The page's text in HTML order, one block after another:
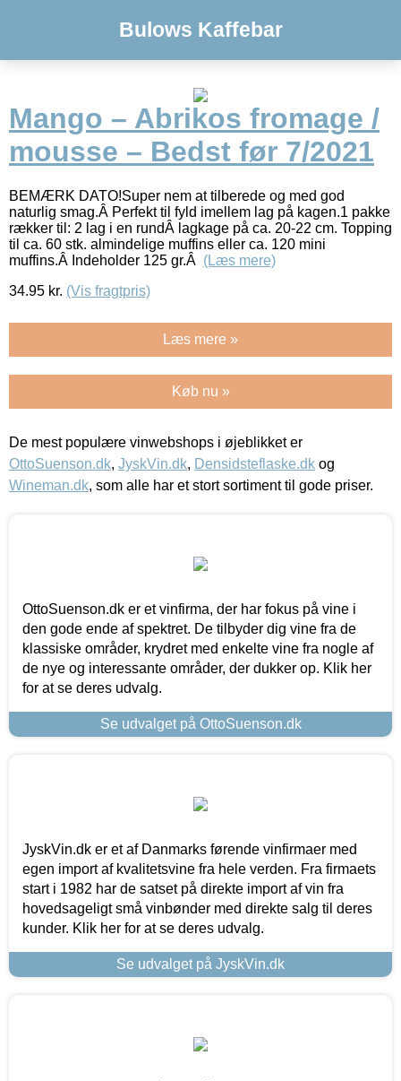
Bulows Kaffebar
Mango – Abrikos fromage /
mousse – Bedst før 7/2021
BEMÆRK DATO!Super nem at tilberede og med god
naturlig smag.Â Perfekt til fyld imellem lag på kagen.1 pakke
rækker til: 2 lag i en rundÂ lagkage på ca. 20-22 cm. Topping
til ca. 60 stk. almindelige muffins eller ca. 120 mini
muffins.Â Indeholder 125 gr.Â (Læs mere)
34.95 kr. (Vis fragtpris)
Læs mere »
Køb nu »
De mest populære vinwebshops i øjeblikket er
OttoSuenson.dk, JyskVin.dk, Densidsteflaske.dk og
Wineman.dk, som alle har et stort sortiment til gode priser.
OttoSuenson.dk er et vinfirma, der har fokus på vine i
den gode ende af spektret. De tilbyder dig vine fra de
klassiske områder, krydret med enkelte vine fra nogle af
de nye og interessante områder, der dukker op. Klik her
for at se deres udvalg.
Se udvalget på OttoSuenson.dk
JyskVin.dk er et af Danmarks førende vinfirmaer med
egen import af kvalitetsvine fra hele verden. Fra firmaets
start i 1982 har de satset på direkte import af vin fra
hovedsageligt små vinbønder med direkte salg til deres
kunder. Klik her for at se deres udvalg.
Se udvalget på JyskVin.dk